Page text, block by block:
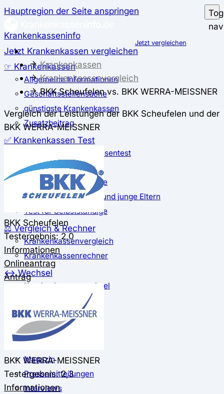
Hauptregion der Seite anspringen
Krankenkasseninfo
Jetzt Krankenkassen vergleichen
☞ Krankenkassen
Allgemeine Informationen
Geschäftsstellensuche
günstigste Krankenkassen
Zusatzbeitrag
✅ Krankenkassen Test
Der große Krankenkassentest
Test für Studierende
Test für Auszubildende
Test für Schwangere und junge Eltern
Test für Selbstständige
⚖️ Vergleich & Rechner
Krankenkassenvergleich
Krankenkassenrechner
↔ Wechsel
Krankenkassenwechsel
Musterkündigung
ℹ Ratgeber
Magazin
Pressemitteilungen
Interviews
Jetzt vergleichen
Krankenkassen
Krankenkassenvergleich
BKK Scheufelen vs. BKK WERRA-MEISSNER
Vergleich der Leistungen der BKK Scheufelen und der
BKK WERRA-MEISSNER
BKK Scheufelen
Testergebnis: 2,0
Informationen
Onlineantrag
Antrag
BKK WERRA-MEISSNER
Testergebnis: 2,3
Informationen